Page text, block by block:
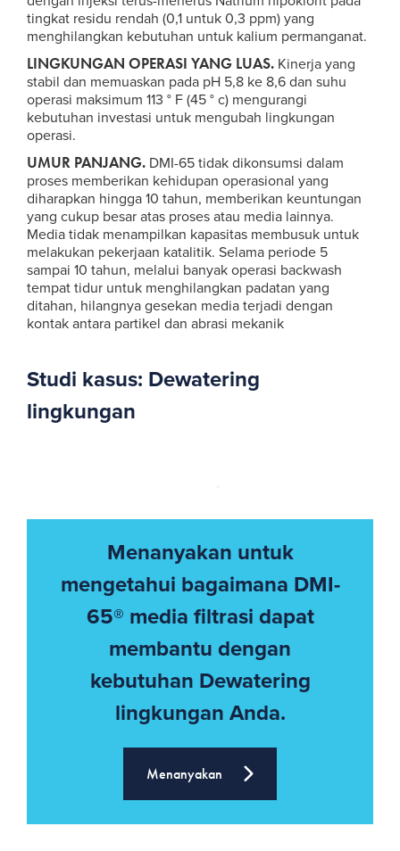
tingkat residu rendah (0,1 untuk 0,3 ppm) yang
menghilangkan kebutuhan untuk kalium permanganat.
LINGKUNGAN OPERASI YANG LUAS. Kinerja yang
stabil dan memuaskan pada pH 5,8 ke 8,6 dan suhu
operasi maksimum 113 ° F (45 ° c) mengurangi
kebutuhan investasi untuk mengubah lingkungan
operasi.
UMUR PANJANG. DMI-65 tidak dikonsumsi dalam
proses memberikan kehidupan operasional yang
diharapkan hingga 10 tahun, memberikan keuntungan
yang cukup besar atas proses atau media lainnya.
Media tidak menampilkan kapasitas membusuk untuk
melakukan pekerjaan katalitik. Selama periode 5
sampai 10 tahun, melalui banyak operasi backwash
tempat tidur untuk menghilangkan padatan yang
ditahan, hilangnya gesekan media terjadi dengan
kontak antara partikel dan abrasi mekanik
Studi kasus: Dewatering
lingkungan
Menanyakan untuk
mengetahui bagaimana DMI-
65® media filtrasi dapat
membantu dengan
kebutuhan Dewatering
lingkungan Anda.
Menanyakan